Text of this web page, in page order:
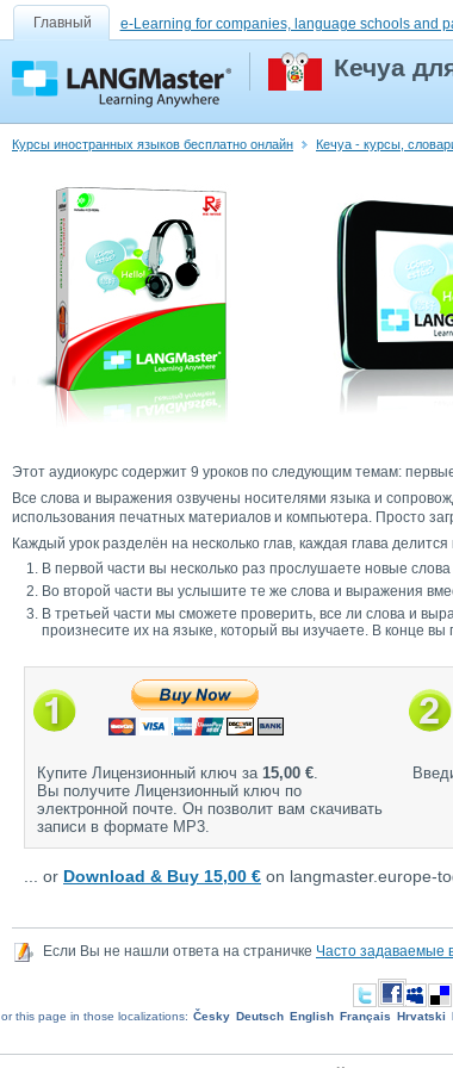
Главный e-Learning for companies, language schools and
Кечуа
Курсы иностранных языков бесплатно онлайн Кечуа - курсы,
Этот аудиокурс содержит 9 уроков по следующим темам:
Все слова и выражения озвучены носителями языка и
использования печатных материалов и компьютера. Просто
Каждый урок разделён на несколько глав, каждая глава делится
В первой части вы несколько раз прослушаете новые
Во второй части вы услышите те же слова и выражения
В третьей части мы сможете проверить, все ли слова и
произнесите их на языке, который вы изучаете. В конце
Купите Лицензионный ключ за 15,00 €.
Вы получите Лицензионный ключ по
электронной почте. Он позволит вам скачивать
записи в формате MP3.
... or Download & Buy 15,00 € on langmaster.europe-
Если Вы не нашли ответа на страничке Часто задаваемые
or this page in those localizations: Česky Deutsch English Français Hrvatski